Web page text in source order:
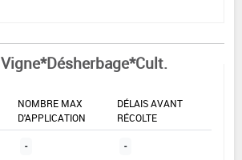
Vigne*Désherbage*Cult.
NOMBRE MAX
D'APPLICATION
DÉLAIS AVANT
RÉCOLTE
- -